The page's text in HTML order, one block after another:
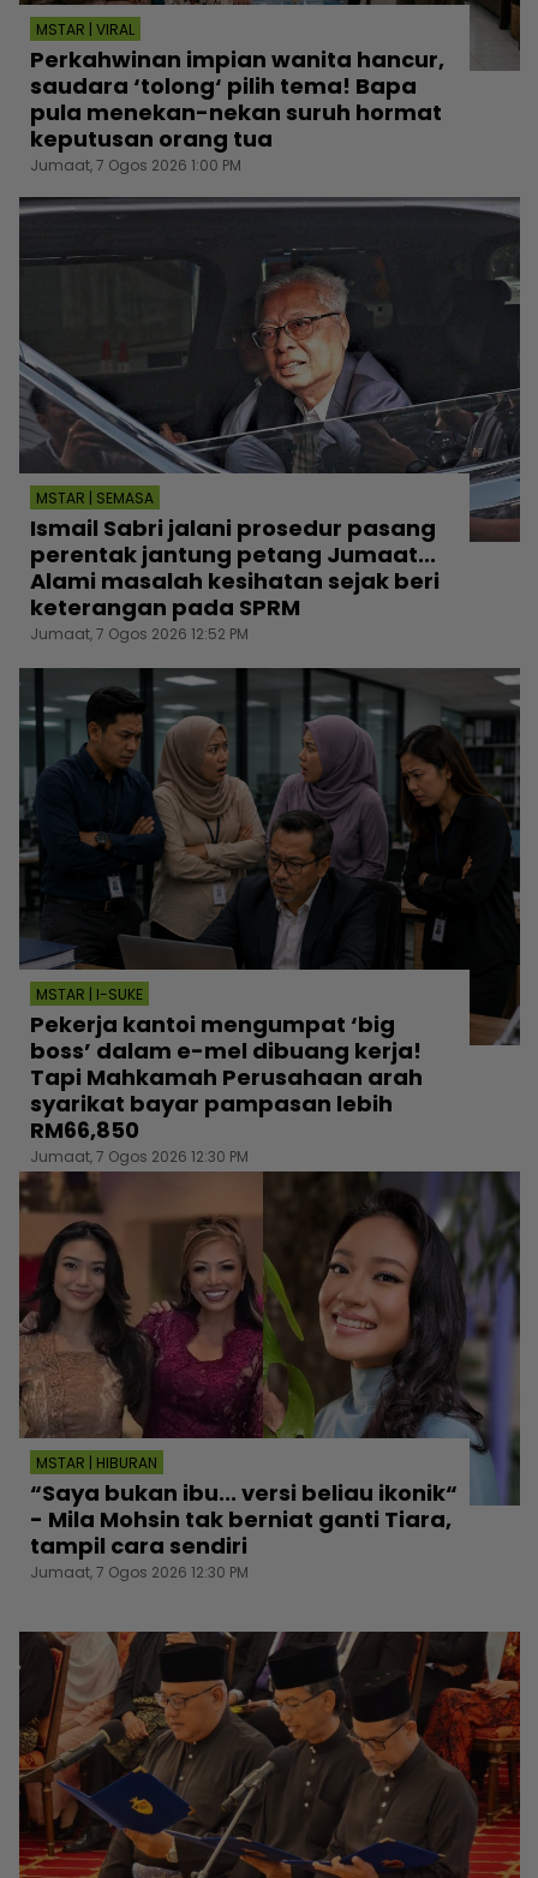
MSTAR | VIRAL
Perkahwinan impian wanita hancur,
saudara ‘tolong‘ pilih tema! Bapa
pula menekan-nekan suruh hormat
keputusan orang tua
Jumaat, 7 Ogos 2026 1:00 PM
MSTAR | SEMASA
Ismail Sabri jalani prosedur pasang
perentak jantung petang Jumaat...
Alami masalah kesihatan sejak beri
keterangan pada SPRM
Jumaat, 7 Ogos 2026 12:52 PM
MSTAR | I-SUKE
Pekerja kantoi mengumpat ‘big
boss’ dalam e-mel dibuang kerja!
Tapi Mahkamah Perusahaan arah
syarikat bayar pampasan lebih
RM66,850
Jumaat, 7 Ogos 2026 12:30 PM
MSTAR | HIBURAN
“Saya bukan ibu... versi beliau ikonik“
- Mila Mohsin tak berniat ganti Tiara,
tampil cara sendiri
Jumaat, 7 Ogos 2026 12:30 PM